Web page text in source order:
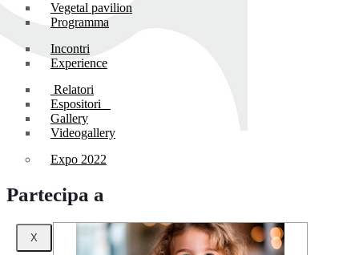
Vegetal pavilion
Programma
Incontri
Experience
Relatori
Espositori
Gallery
Videogallery
Expo 2022
X
Partecipa a